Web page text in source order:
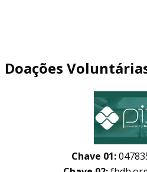
Doações
Chave 01: